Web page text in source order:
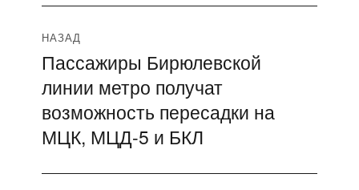
Навигация
по
записям
НАЗАД
Предыдущая
запись:
Пассажиры Бирюлевской
линии метро получат
возможность пересадки на
МЦК, МЦД-5 и БКЛ